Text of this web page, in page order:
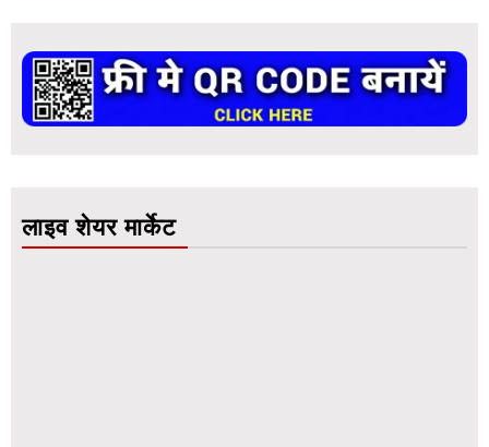
लाइव शेयर मार्केट